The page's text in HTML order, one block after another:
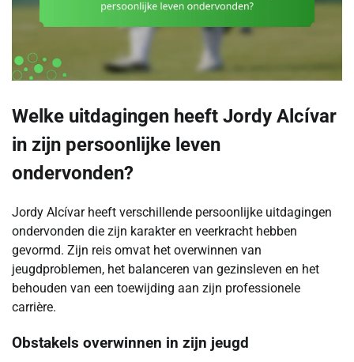
Welke uitdagingen heeft Jordy Alcívar
in zijn persoonlijke leven
ondervonden?
Jordy Alcívar heeft verschillende persoonlijke uitdagingen
ondervonden die zijn karakter en veerkracht hebben
gevormd. Zijn reis omvat het overwinnen van
jeugdproblemen, het balanceren van gezinsleven en het
behouden van een toewijding aan zijn professionele
carrière.
Obstakels overwinnen in zijn jeugd